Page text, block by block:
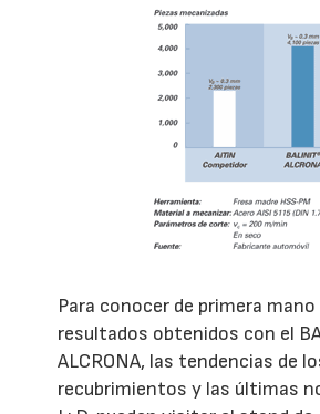
Para conocer de primera mano
resultados obtenidos con el
ALCRONA, las tendencias de
recubrimientos y las últimas